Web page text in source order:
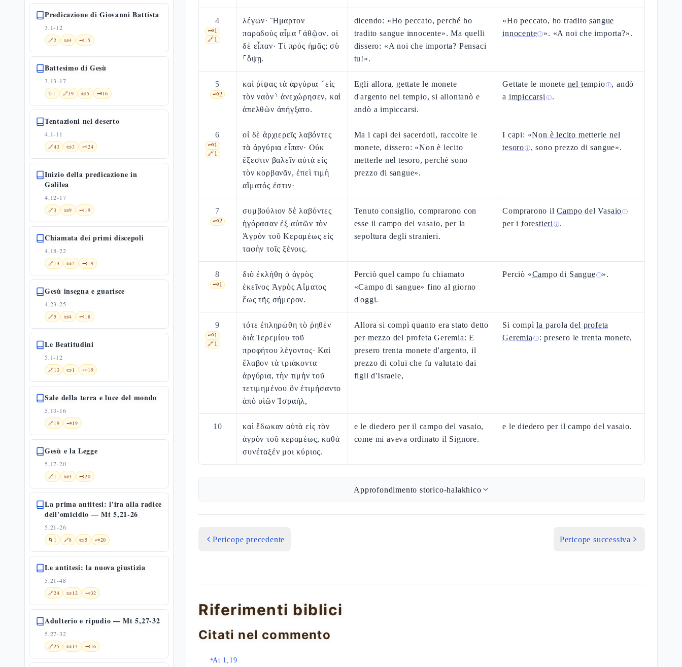
Predicazione di Giovanni Battista
3,1-12
🔗2 📜4 🗝️15
Battesimo di Gesù
3,13-17
✨1 🔗19 📜5 🗝️16
Tentazioni nel deserto
4,1-11
🔗43 📜3 🗝️24
Inizio della predicazione in
Galilea
4,12-17
🔗3 📜9 🗝️19
Chiamata dei primi discepoli
4,18-22
🔗13 📜2 🗝️19
Gesù insegna e guarisce
4,23-25
🔗5 📜4 🗝️18
Le Beatitudini
5,1-12
🔗13 📜1 🗝️19
Sale della terra e luce del mondo
5,13-16
🔗19 🗝️19
Gesù e la Legge
5,17-20
🔗1 📜3 🗝️20
La prima antitesi: l'ira alla radice
dell'omicidio — Mt 5,21-26
5,21-26
🌀 1 🔗8 📜5 🗝️20
Le antitesi: la nuova giustizia
5,21-48
🔗24 📜12 🗝️32
Adulterio e ripudio — Mt 5,27-32
5,27-32
🔗25 📜14 🗝️16
4
🗝️1
🔗1
λέγων· Ἥμαρτον
παραδοὺς αἷμα ⸀ἀθῷον. οἱ
δὲ εἶπαν· Τί πρὸς ἡμᾶς; σὺ
⸀ὄψῃ.
dicendo: «Ho peccato, perché ho
tradito sangue innocente». Ma quelli
dissero: «A noi che importa? Pensaci
tu!».
«Ho peccato, ho traditosangue
innocenteⓘ». «A noi che importa?».
5
🗝️2
καὶ ῥίψας τὰ ἀργύρια ⸂εἰς
τὸν ναὸν⸃ ἀνεχώρησεν, καὶ
ἀπελθὼν ἀπήγξατο.
Egli allora, gettate le monete
d'argento nel tempio, si allontanò e
andò a impiccarsi.
Gettate le monete nel tempioⓘ, andò
a impiccarsi ⓘ.
6
🗝️1
🔗1
οἱ δὲ ἀρχιερεῖς λαβόντες
τὰ ἀργύρια εἶπαν· Οὐκ
ἔξεστιν βαλεῖν αὐτὰ εἰς
τὸν κορβανᾶν, ἐπεὶ τιμὴ
αἵματός ἐστιν·
Ma i capi dei sacerdoti, raccolte le
monete, dissero: «Non è lecito
metterle nel tesoro, perché sono
prezzo di sangue».
I capi: «Non è lecito metterle nel
tesoroⓘ, sono prezzo di sangue».
7
🗝️2
συμβούλιον δὲ λαβόντες
ἠγόρασαν ἐξ αὐτῶν τὸν
Ἀγρὸν τοῦ Κεραμέως εἰς
ταφὴν τοῖς ξένοις.
Tenuto consiglio, comprarono con
esse il campo del vasaio, per la
sepoltura degli stranieri.
Comprarono ilCampo del Vasaioⓘ
per iforestieri ⓘ.
8
🗝️1
διὸ ἐκλήθη ὁ ἀγρὸς
ἐκεῖνος Ἀγρὸς Αἵματος
ἕως τῆς σήμερον.
Perciò quel campo fu chiamato
«Campo di sangue» fino al giorno
d'oggi.
Perciò «Campo di Sangueⓘ».
9
🗝️1
🔗1
τότε ἐπληρώθη τὸ ῥηθὲν
διὰ Ἰερεμίου τοῦ
προφήτου λέγοντος· Καὶ
ἔλαβον τὰ τριάκοντα
ἀργύρια, τὴν τιμὴν τοῦ
τετιμημένου ὃν ἐτιμήσαντο
ἀπὸ υἱῶν Ἰσραήλ,
Allora si compì quanto era stato detto
per mezzo del profeta Geremia: E
presero trenta monete d'argento, il
prezzo di colui che fu valutato dai
figli d'Israele,
Si compìla parola del profeta
Geremia ⓘ: presero le trenta monete,
10
καὶ ἔδωκαν αὐτὰ εἰς τὸν
ἀγρὸν τοῦ κεραμέως, καθὰ
συνέταξέν μοι κύριος.
e le diedero per il campo del vasaio,
come mi aveva ordinato il Signore.
e le diedero per il campo del vasaio.
Approfondimento storico-halakhico
Pericope precedente Pericope successiva
Riferimenti biblici
Citati nel commento
At 1,19